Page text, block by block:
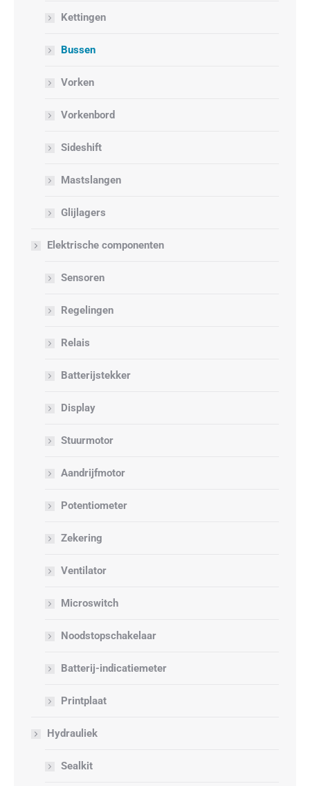
Kettingen
Bussen
Vorken
Vorkenbord
Sideshift
Mastslangen
Glijlagers
Elektrische componenten
Sensoren
Regelingen
Relais
Batterijstekker
Display
Stuurmotor
Aandrijfmotor
Potentiometer
Zekering
Ventilator
Microswitch
Noodstopschakelaar
Batterij-indicatiemeter
Printplaat
Hydrauliek
Sealkit